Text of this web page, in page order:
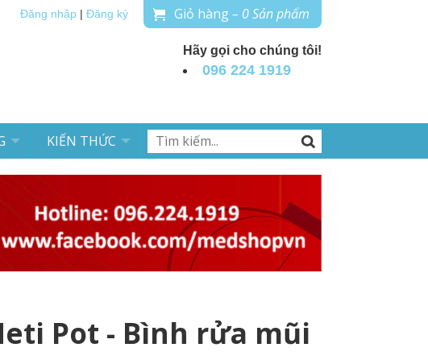
Đăng nhập Đăng ký Giỏ hàng– 0 Sản phẩm
Hãy gọi cho chúng tôi!
096 224 1919
KIẾN THỨC
Pot - Bình rửa mũi